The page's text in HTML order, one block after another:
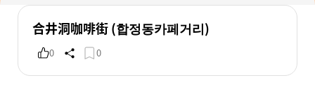
合井洞咖啡街 (합정동카페거리)
0 0